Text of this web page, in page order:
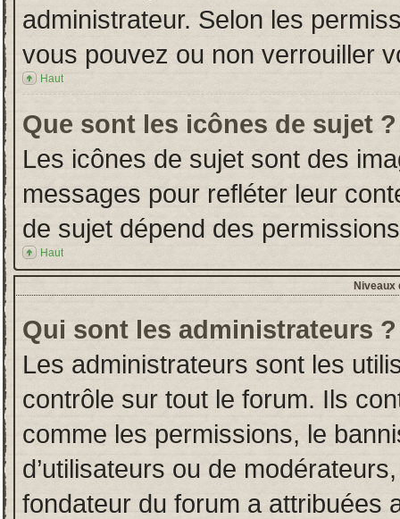
administrateur. Selon les
vous pouvez ou non verrouiller
Haut
Que sont les icônes de sujet ?
Les icônes de sujet sont des
messages pour refléter leur
de sujet dépend des
Haut
Niveaux
Qui sont les administrateurs ?
Les administrateurs sont les
contrôle sur tout le forum. Ils
comme les permissions, le
d’utilisateurs ou de
fondateur du forum a attribuées